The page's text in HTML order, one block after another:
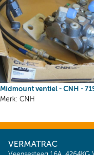
Midmount ventiel - CNH -
Merk: CNH
VERMATRAC